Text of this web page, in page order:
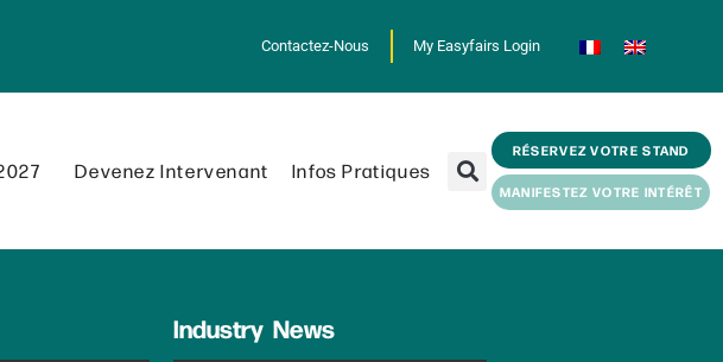
Contactez-Nous My Easyfairs Login
Devenez Intervenant Infos Pratiques
RÉSERVEZ VOTRE STAND
MANIFESTEZ VOTRE INTÉRÊT
Industry News